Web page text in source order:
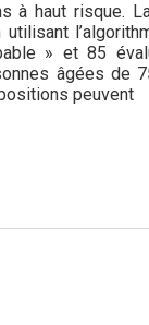
à haut risque.
» et 85
âgées de
peuvent